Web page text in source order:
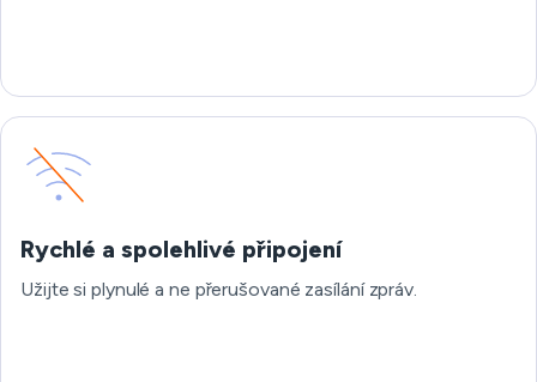
Rychlé a spolehlivé připojení
Užijte si plynulé a ne přerušované zasílání zpráv.